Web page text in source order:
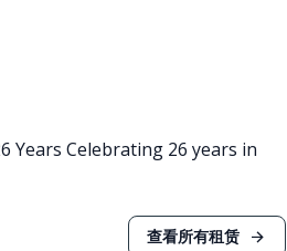
Years Celebrating 26 years in
查看所有租赁